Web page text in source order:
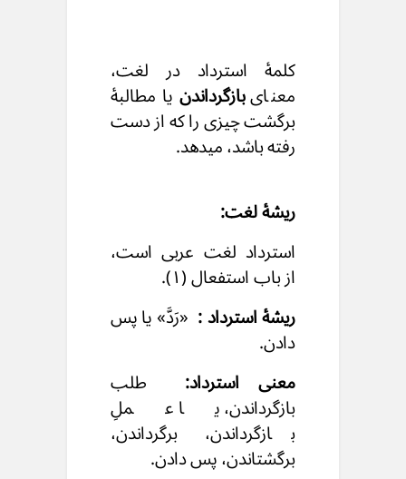
کلمۀ استرداد در لغت،
معنایبازگرداندن یا مطالبهٔ
برگشت چیزی را که از دست
رفته باشد، میدهد.
ریشهٔ لغت:
استرداد لغت عربی است،
از باب استفعال (۱).
ریشۀ استرداد : «رَدَّ» یا پس
دادن.
معنی استرداد: طلب
بازگرداندن، یا عملِ
بازگرداندن، برگرداندن،
برگشتاندن، پس دادن.